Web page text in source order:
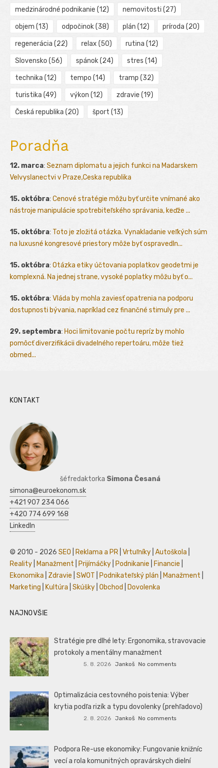
medzinárodné podnikanie (12) nemovitosti (27)
objem (13) odpočinok(38) plán (12) príroda (20)
regenerácia (22) relax (50) rutina (12)
Slovensko (56) spánok(24) stres (14)
technika (12) tempo (14) tramp (32)
turistika (49) výkon (12) zdravie (19)
Česká republika (20) šport (13)
Poradňa
12. marca: Seznam diplomatu a jejich funkci na Madarskem
Velvyslanectvi v Praze,Ceska republika
15. októbra: Cenové stratégie môžu byť určite vnímané ako
nástroje manipulácie spotrebiteľského správania, keďže ...
15. októbra: Toto je zložitá otázka. Vynakladanie veľkých súm
na luxusné kongresové priestory môže byť ospravedln...
15. októbra: Otázka etiky účtovania poplatkov geodetmi je
komplexná. Na jednej strane, vysoké poplatky môžu byť o...
15. októbra: Vláda by mohla zaviesť opatrenia na podporu
dostupnosti bývania, napríklad cez finančné stimuly pre ...
29. septembra: Hoci limitovanie počtu repríz by mohlo
pomôcť diverzifikácii divadelného repertoáru, môže tiež
obmed...
KONTAKT
šéfredaktorka Simona Česaná
simona@euroekonom.sk
+421 907 234 066
+420 774 699 168
LinkedIn
© 2010 - 2026 SEO Reklama a PR Vrtuľníky Autoškola
Reality
Manažment Prijímáčky Podnikanie Financie
Ekonomika
Zdravie SWOT Podnikateľský plán Manažment
Marketing
Kultúra Skúšky Obchod Dovolenka
NAJNOVŠIE
Stratégie pre dlhé lety: Ergonomika, stravovacie
protokoly a mentálny manažment
5. 8. 2026 Jankoš No comments
Optimalizácia cestovného poistenia: Výber
krytia podľa rizík a typu dovolenky (prehľadovo)
2. 8. 2026 Jankoš No comments
Podpora Re-use ekonomiky: Fungovanie knižníc
vecí a rola komunitných opravárskych dielní